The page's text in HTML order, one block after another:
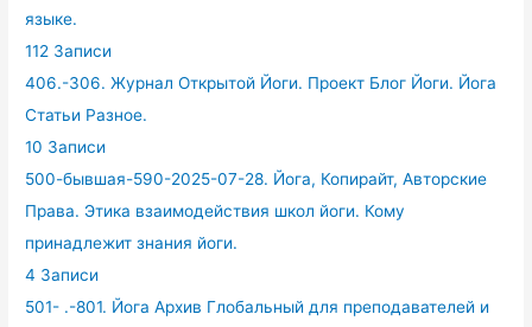
языке.
112 Записи
406.-306. Журнал Открытой Йоги. Проект Блог Йоги. Йога
Статьи Разное.
10 Записи
500-бывшая-590-2025-07-28. Йога, Копирайт, Авторские
Права. Этика взаимодействия школ йоги. Кому
принадлежит знания йоги.
4 Записи
501- .-801. Йога Архив Глобальный для преподавателей и